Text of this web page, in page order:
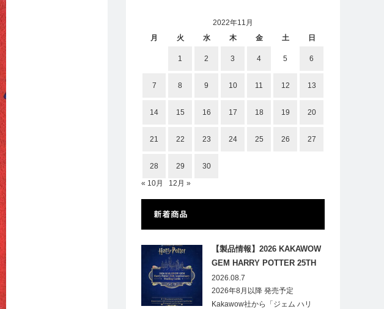
2022年11月
月
火 水 木 金 土 日
1 2 3 4 5 6
7 8 9 10 11 12 13
14 15 16 17 18 19 20
21 22 23 24 25 26 27
28 29
30
« 10月
12月 »
新着商品
【製品情報】2026 KAKAWOW
GEM HARRY POTTER 25TH
ANNIVERSARY TRADING
CARDS HOBBY
2026.08.7
2026年8月以降 発売予定
Kakawow社から「ジェム ハリ